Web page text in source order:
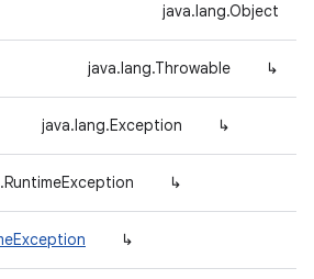
java.lang.Object
↳
java.lang.Throwable
↳
java.lang.Exception
↳
↳